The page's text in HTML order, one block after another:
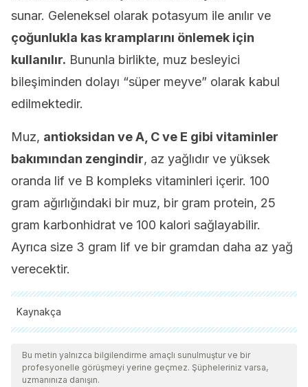
sunar. Geleneksel olarak potasyum ile anılır ve
çoğunlukla kas kramplarını önlemek için
kullanılır. Bununla birlikte, muz besleyici
bileşiminden dolayı “süper meyve” olarak kabul
edilmektedir.
Muz, antioksidan ve A, C ve E gibi vitaminler
bakımından zengindir, az yağlıdır ve yüksek
oranda lif ve B kompleks vitaminleri içerir. 100
gram ağırlığındaki bir muz, bir gram protein, 25
gram karbonhidrat ve 100 kalori sağlayabilir.
Ayrıca size 3 gram lif ve bir gramdan daha az yağ
verecektir.
Kaynakça
Tüm alıntı yapılan kaynaklar, kalitelerini, güvenilirliklerini,
güncelliklerini ve geçerliliklerini sağlamak için ekibimiz
tarafından derinlemesine incelendi. Bu makalenin bibliyografisi
Bu metin yalnızca bilgilendirme amaçlı sunulmuştur ve bir
profesyonelle görüşmeyi yerine geçmez. Şüpheleriniz varsa,
uzmanınıza danışın.